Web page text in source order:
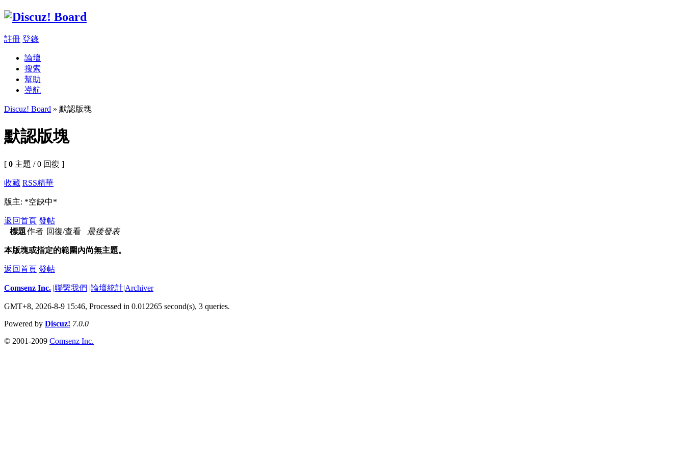
註冊 登錄
論壇
搜索
幫助
導航
Discuz! Board » 默認版塊
默認版塊
[ 0 主題 / 0 回復 ]
收藏 RSS精華
版主: *空缺中*
返回首頁 發帖
標題作者 回復/查看 最後發表
本版塊或指定的範圍內尚無主題。
返回首頁 發帖
Comsenz Inc. |聯繫我們 |論壇統計|Archiver
GMT+8, 2026-8-9 15:46, Processed in 0.012265 second(s), 3 queries.
Powered by Discuz! 7.0.0
© 2001-2009 Comsenz Inc.